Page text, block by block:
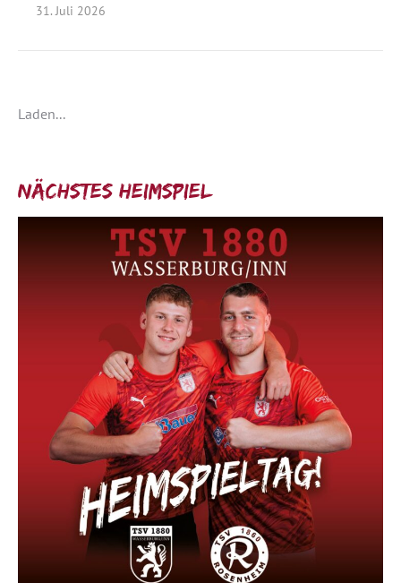
31. Juli 2026
Laden...
Nächstes Heimspiel